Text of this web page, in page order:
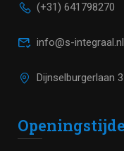
(+31) 641798270
info@s-integraal.nl
Dijnselburgerlaan